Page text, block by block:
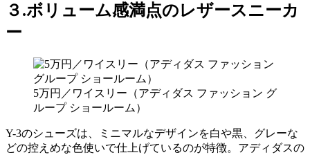
３.ボリューム感満点のレザースニーカ
ー
5万円／ワイスリー（アディダス ファッション グ
ループ ショールーム）
Y-3のシューズは、ミニマルなデザインを白や黒、グレーな
どの控えめな色使いで仕上げているのが特徴。アディダスの